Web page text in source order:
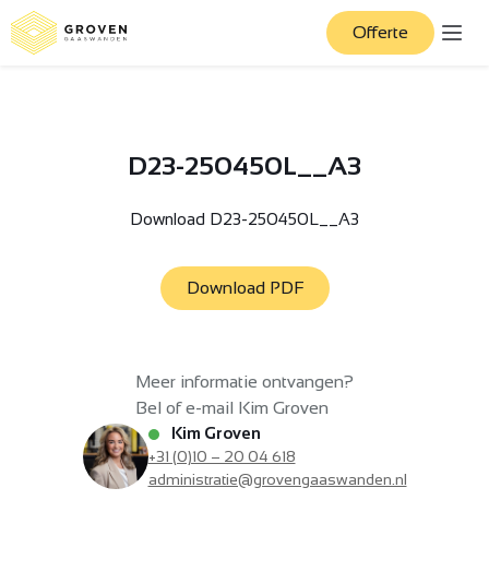
Offerte
D23-250450L__A3
Download D23-250450L__A3
Download PDF
Meer informatie ontvangen?
Bel of e-mail Kim Groven
Kim Groven
+31 (0)10 – 20 04 618
administratie@grovengaaswanden.nl